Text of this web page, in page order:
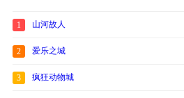
1 山河故人
2 爱乐之城
3 疯狂动物城